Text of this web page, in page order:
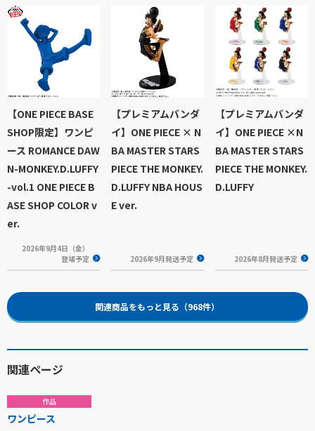
【ONE PIECE BASE
SHOP限定】ワンピ
ース ROMANCE DAW
N-MONKEY.D.LUFFY
-vol.1 ONE PIECE B
ASE SHOP COLOR v
er.
2026年9月4日（金）
登場予定
【プレミアムバンダ
イ】ONE PIECE × N
BA MASTER STARS
PIECE THE MONKEY.
D.LUFFY NBA HOUS
E ver.
2026年9月発送予定
【プレミアムバンダ
イ】ONE PIECE ×N
BA MASTER STARS
PIECE THE MONKEY.
D.LUFFY
2026年8月発送予定
関連商品をもっと見る（968件）
関連ページ
作品
ワンピース